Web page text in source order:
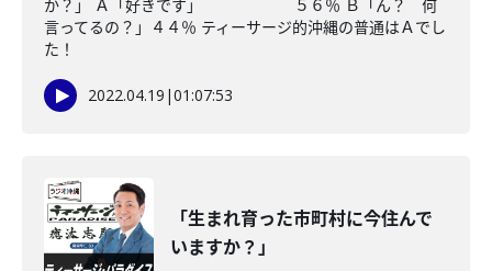
か？」 Ａ「好きです」 ５６％ Ｂ「ん？ 何
言ってるの？」４４％ ティーサージ的沖縄の普通はＡでし
た！
2022.04.19 |01:07:53
「生まれ育った市町村に今住んで
いますか？」